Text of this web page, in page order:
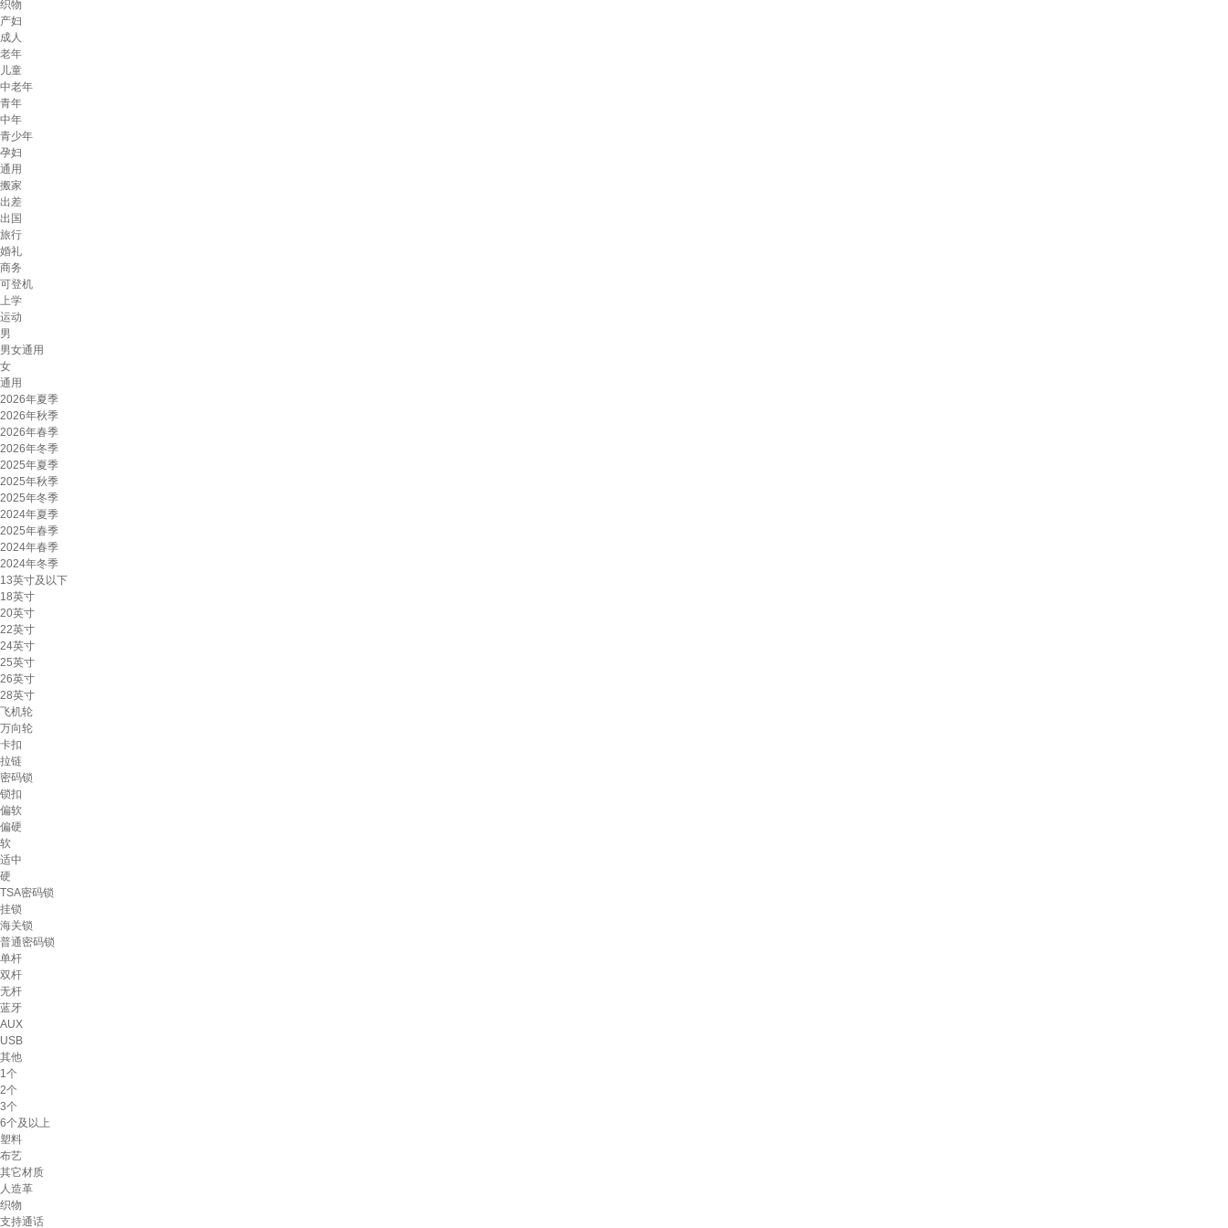
织物
产妇
成人
老年
儿童
中老年
青年
中年
青少年
孕妇
通用
搬家
出差
出国
旅行
婚礼
商务
可登机
上学
运动
男
男女通用
女
通用
2026年夏季
2026年秋季
2026年春季
2026年冬季
2025年夏季
2025年秋季
2025年冬季
2024年夏季
2025年春季
2024年春季
2024年冬季
13英寸及以下
18英寸
20英寸
22英寸
24英寸
25英寸
26英寸
28英寸
飞机轮
万向轮
卡扣
拉链
密码锁
锁扣
偏软
偏硬
软
适中
硬
TSA密码锁
挂锁
海关锁
普通密码锁
单杆
双杆
无杆
蓝牙
AUX
USB
其他
1个
2个
3个
6个及以上
塑料
布艺
其它材质
人造革
织物
支持通话